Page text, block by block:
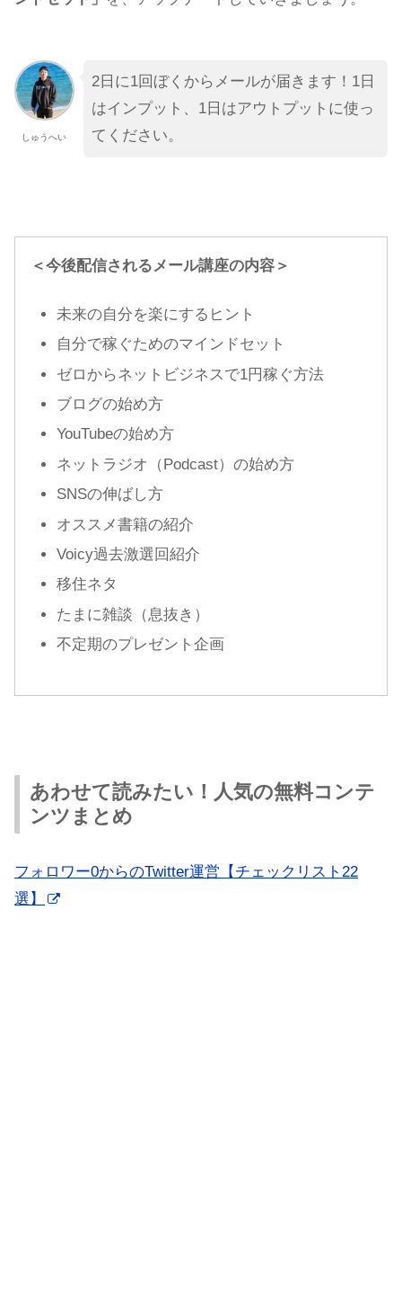
しゅうへい
2日に1回ぼくからメールが届きます！1日
はインプット、1日はアウトプットに使っ
てください。
＜今後配信されるメール講座の内容＞
未来の自分を楽にするヒント
自分で稼ぐためのマインドセット
ゼロからネットビジネスで1円稼ぐ方法
ブログの始め方
YouTubeの始め方
ネットラジオ（Podcast）の始め方
SNSの伸ばし方
オススメ書籍の紹介
Voicy過去激選回紹介
移住ネタ
たまに雑談（息抜き）
不定期のプレゼント企画
あわせて読みたい！人気の無料コンテ
ンツまとめ
フォロワー0からのTwitter運営【チェックリスト22
選】